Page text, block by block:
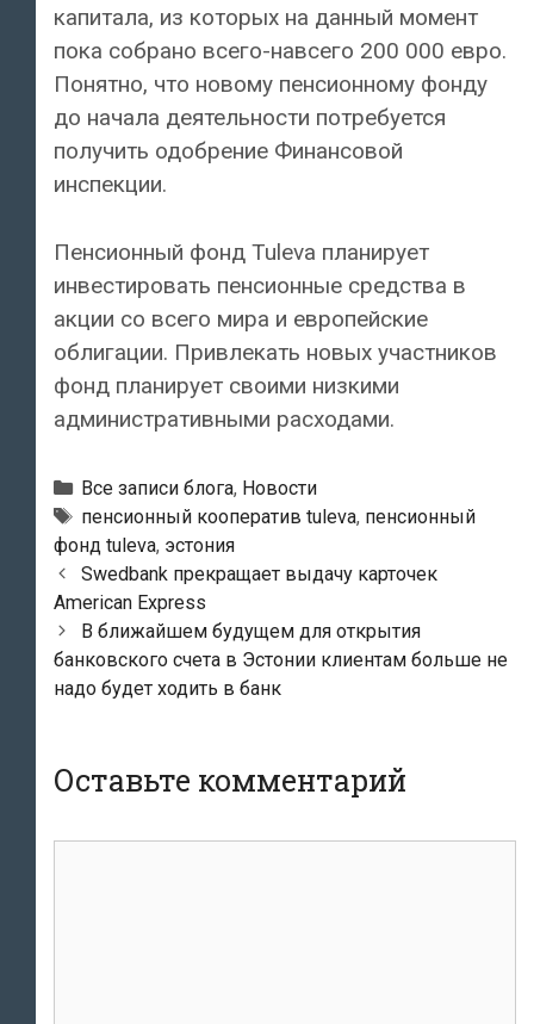
капитала, из которых на данный момент
пока собрано всего-навсего 200 000 евро.
Понятно, что новому пенсионному фонду
до начала деятельности потребуется
получить одобрение Финансовой
инспекции.
Пенсионный фонд Tuleva планирует
инвестировать пенсионные средства в
акции со всего мира и европейские
облигации. Привлекать новых участников
фонд планирует своими низкими
административными расходами.
Рубрики
Все записи блога, Новости
Тэги
пенсионный кооператив tuleva, пенсионный
фонд tuleva, эстония
Навигация
по
записям
Swedbank прекращает выдачу карточек
American Express
В ближайшем будущем для открытия
банковского счета в Эстонии клиентам больше не
надо будет ходить в банк
Оставьте комментарий